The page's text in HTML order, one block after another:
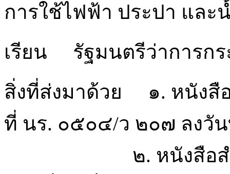
การใช้ไฟฟ้า ประปา และ
เรียน รัฐมนตรีว่าการกร
สิ่งที่ส่งมาด้วย ๑. หนังสื
ที่ นร. ๐๕๐๔/ว ๒๐๗ ลง
๒. หนังสือสำนักเ